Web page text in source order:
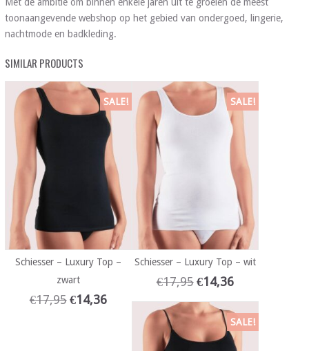
toonaangevende webshop op het gebied van ondergoed, lingerie,
nachtmode en badkleding.
SIMILAR PRODUCTS
SALE!
Schiesser – Luxury Top –
zwart
€17,95 €14,36
SALE!
Schiesser – Luxury Top – wit
€17,95 €14,36
SALE!